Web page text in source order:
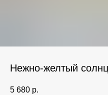
Нежно-желтый
5 680 р.